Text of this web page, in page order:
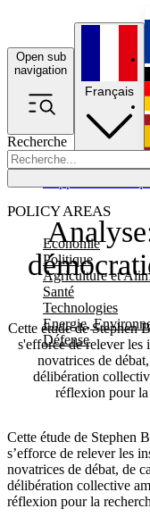
Open sub
navigation
Recherche
POLICY AREAS
Economie
Politique
Agriculture et
Santé
Technologies
Energie,
Défense
Français
Cette étude de Stephen
s'efforce de relever les
novatrices de
délibération
réflexion pour la
Cette étude de Stephen
s’efforce de relever les
novatrices de débat, de
délibération collective
réflexion pour la